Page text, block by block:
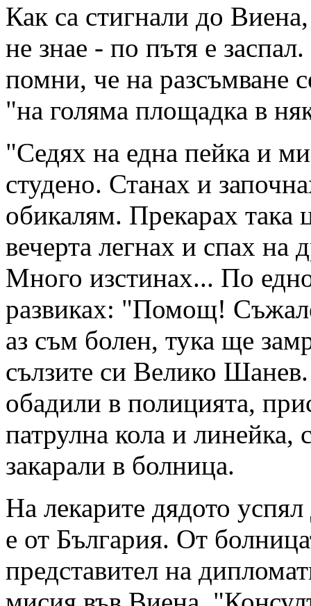
Как са стигнали до
не знае - по пътя е
помни, че на разсъмване
"на голяма площадка в
"Седях на една пейка и
студено. Станах и
обикалям. Прекарах така
вечерта легнах и спах на
Много изстинах... По
развиках: "Помощ!
аз съм болен, тука ще
сълзите си Велико
обадили в полицията,
патрулна кола и линейка,
закарали в болница.
На лекарите дядото
е от България. От
представител на